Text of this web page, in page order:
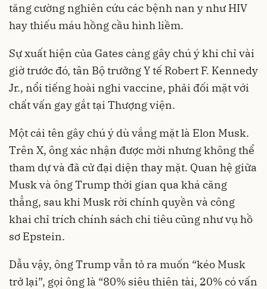
tăng cường nghiên cứu các bệnh nan y như HIV
hay thiếu máu hồng cầu hình liềm.
Sự xuất hiện của Gates càng gây chú ý khi chỉ vài
giờ trước đó, tân Bộ trưởng Y tế Robert F. Kennedy
Jr., nổi tiếng hoài nghi vaccine, phải đối mặt với
chất vấn gay gắt tại Thượng viện.
Một cái tên gây chú ý dù vắng mặt là Elon Musk.
Trên X, ông xác nhận được mời nhưng không thể
tham dự và đã cử đại diện thay mặt. Quan hệ giữa
Musk và ông Trump thời gian qua khá căng
thẳng, sau khi Musk rời chính quyền và công
khai chỉ trích chính sách chi tiêu cũng như vụ hồ
sơ Epstein.
Dẫu vậy, ông Trump vẫn tỏ ra muốn “kéo Musk
trở lại”, gọi ông là “80% siêu thiên tài, 20% có vấn